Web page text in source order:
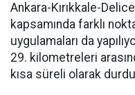
Ankara-Kırıkkale-
kapsamında farklı
uygulamaları da
29. kilometreleri
kısa süreli olarak